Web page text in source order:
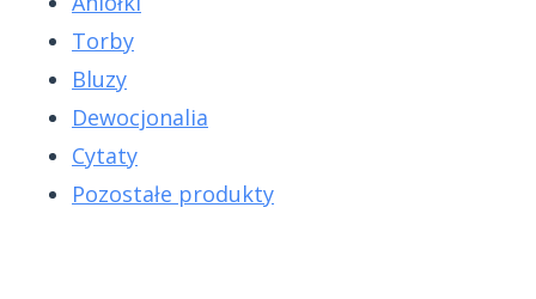
Torby
Bluzy
Dewocjonalia
Cytaty
Pozostałe produkty